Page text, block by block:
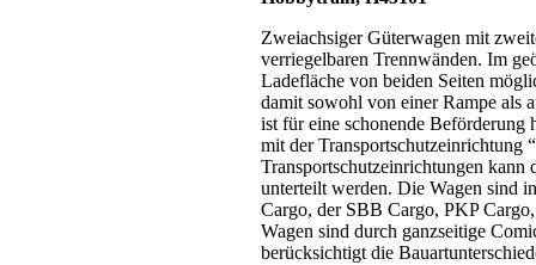
Zweiachsiger Güterwagen mit
verriegelbaren Trennwänden. Im
Ladefläche von beiden Seiten
damit sowohl von einer Rampe als
ist für eine schonende
mit der Transportschutzeinrichtung
Transportschutzeinrichtungen kann
unterteilt werden. Die Wagen sind
Cargo, der SBB Cargo, PKP
Wagen sind durch ganzseitige
berücksichtigt die